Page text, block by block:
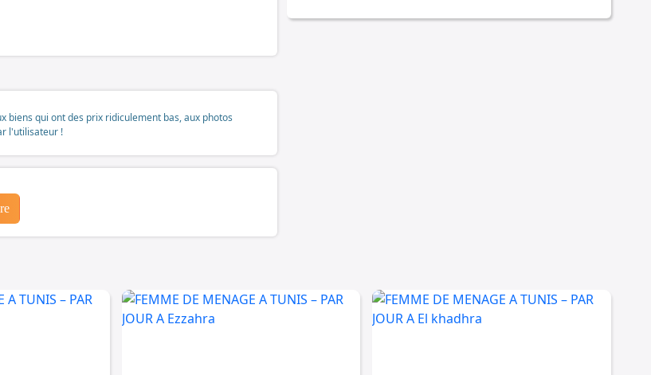
biens qui ont des prix ridiculement bas, aux photos
l'utilisateur !